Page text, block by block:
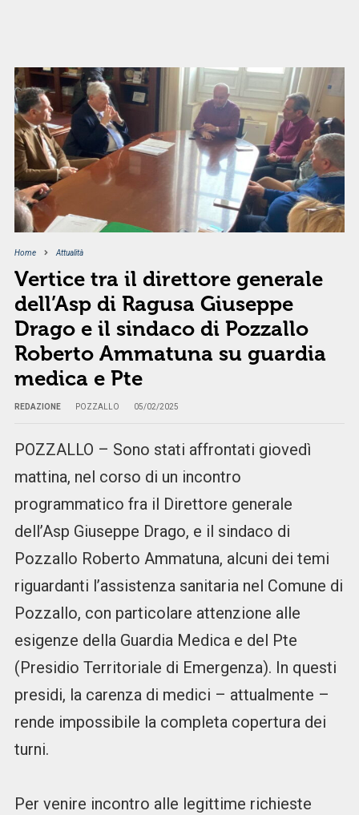
Home Attualità
Vertice tra il direttore generale
dell’Asp di Ragusa Giuseppe
Drago e il sindaco di Pozzallo
Roberto Ammatuna su guardia
medica e Pte
REDAZIONE POZZALLO 05/02/2025
POZZALLO – Sono stati affrontati giovedì
mattina, nel corso di un incontro
programmatico fra il Direttore generale
dell’Asp Giuseppe Drago, e il sindaco di
Pozzallo Roberto Ammatuna, alcuni dei temi
riguardanti l’assistenza sanitaria nel Comune di
Pozzallo, con particolare attenzione alle
esigenze della Guardia Medica e del Pte
(Presidio Territoriale di Emergenza). In questi
presidi, la carenza di medici – attualmente –
rende impossibile la completa copertura dei
turni.
Per venire incontro alle legittime richieste